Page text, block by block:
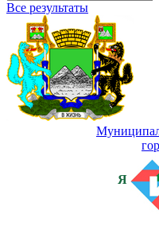
Все результаты
Я